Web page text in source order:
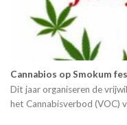
Cannabios op Smokum
Dit jaar organiseren de
het Cannabisverbod (VOC)